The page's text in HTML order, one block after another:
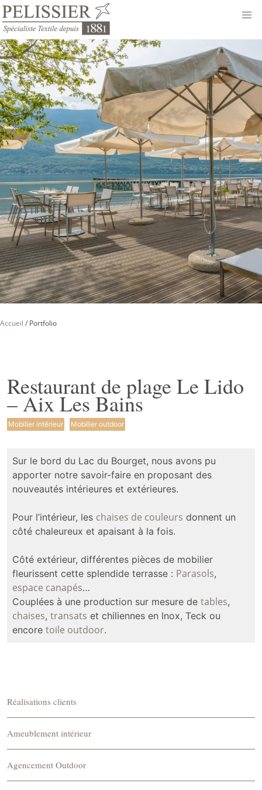
Accueil / Portfolio
Restaurant de plage Le Lido
– Aix Les Bains
Mobilier intérieur Mobilier outdoor
Sur le bord du Lac du Bourget, nous avons pu
apporter notre savoir-faire en proposant des
nouveautés intérieures et extérieures.
Pour l’intérieur, les chaises de couleurs donnent un
côté chaleureux et apaisant à la fois.
Côté extérieur, différentes pièces de mobilier
fleurissent cette splendide terrasse : Parasols,
espace canapés…
Couplées à une production sur mesure de tables,
chaises, transats et chiliennes en Inox, Teck ou
encore toile outdoor.
Réalisations clients
Ameublement intérieur
Agencement Outdoor